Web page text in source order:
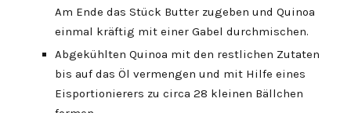
Am Ende das Stück Butter zugeben und Quinoa
einmal kräftig mit einer Gabel durchmischen.
Abgekühlten Quinoa mit den restlichen Zutaten
bis auf das Öl vermengen und mit Hilfe eines
Eisportionierers zu circa 28 kleinen Bällchen